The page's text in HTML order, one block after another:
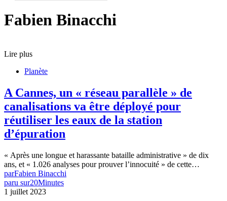
Fabien Binacchi
Lire plus
Planète
A Cannes, un « réseau parallèle » de
canalisations va être déployé pour
réutiliser les eaux de la station
d’épuration
« Après une longue et harassante bataille administrative » de dix
ans, et « 1.026 analyses pour prouver l’innocuité » de cette…
parFabien Binacchi
paru sur20Minutes
1 juillet 2023